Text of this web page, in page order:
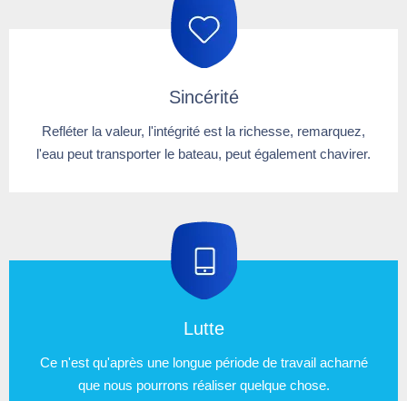
Sincérité​​​​​​​
Refléter la valeur, l'intégrité est la richesse, remarquez,
l'eau peut transporter le bateau, peut également chavirer.
Lutte
Ce n'est qu'après une longue période de travail acharné
que nous pourrons réaliser quelque chose.